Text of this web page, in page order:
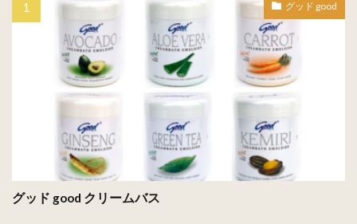
グッド good
グッド good クリームバス